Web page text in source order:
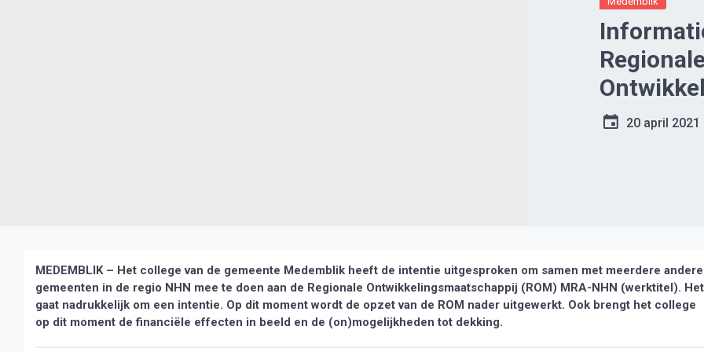
MRA-NHN
20 april 2021
MEDEMBLIK – Het college van de gemeente Medemblik heeft de intentie uitgesproken om samen met meerdere andere
gemeenten in de regio NHN mee te doen aan de Regionale Ontwikkelingsmaatschappij (ROM) MRA-NHN (werktitel). Het
gaat nadrukkelijk om een intentie. Op dit moment wordt de opzet van de ROM nader uitgewerkt. Ook brengt het college
op dit moment de financiële effecten in beeld en de (on)mogelijkheden tot dekking.